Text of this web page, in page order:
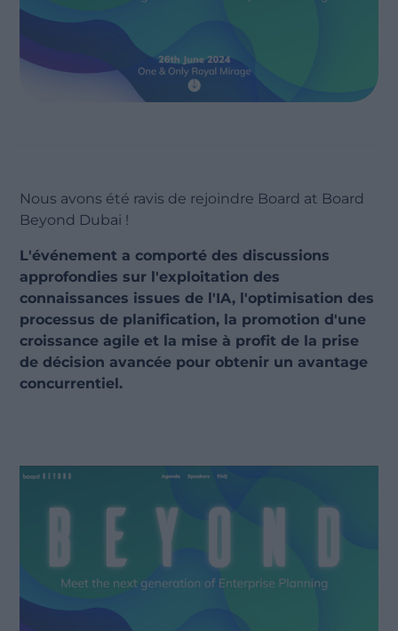
Nous avons été ravis de rejoindre Board at Board
Beyond Dubai !
L'événement a comporté des discussions
approfondies sur l'exploitation des
connaissances issues de l'IA, l'optimisation des
processus de planification, la promotion d'une
croissance agile et la mise à profit de la prise
de décision avancée pour obtenir un avantage
concurrentiel.